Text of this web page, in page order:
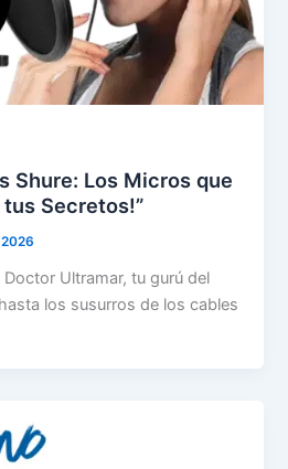
Shure: Los Micros que
Secretos!”
Doctor Ultramar, tu gurú del
los susurros de los cables